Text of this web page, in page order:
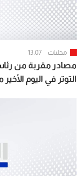
محليات 13:07
مصادر مقربة من
التوتر في اليوم